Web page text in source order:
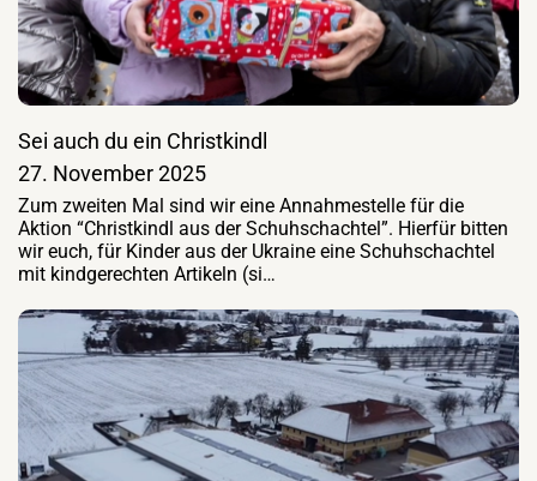
Sei auch du ein Christkindl
27. November 2025
Zum zweiten Mal sind wir eine Annahmestelle für die
Aktion “Christkindl aus der Schuhschachtel”. Hierfür bitten
wir euch, für Kinder aus der Ukraine eine Schuhschachtel
mit kindgerechten Artikeln (si…